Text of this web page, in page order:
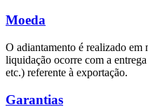
Moeda
O adiantamento é realizado em
liquidação ocorre com a
etc.) referente à exportação.
Garantias